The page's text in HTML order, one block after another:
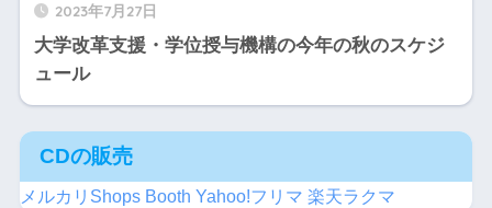
2023年7月27日
大学改革支援・学位授与機構の今年の秋のスケジ
ュール
CDの販売
メルカリShops Booth Yahoo!フリマ 楽天ラクマ